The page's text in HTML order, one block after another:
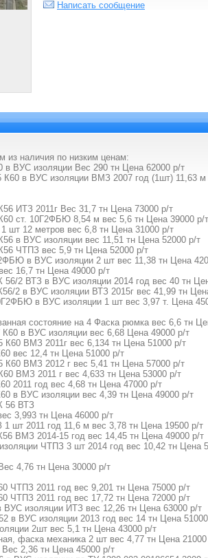
Написать сообщение
из наличия по низким ценам:
в ВУС изоляции Вес 290 тн Цена 62000 р/т
К60 в ВУС изоляции ВМЗ 2007 год (1шт) 11,63
ИТЗ 2011г Вес 31,7 тн Цена 73000 р/т
ст. 10Г2ФБЮ 8,54 м вес 5,6 тн Цена 39000 р/т
шт 12 метров вес 6,8 тн Цена 31000 р/т
в ВУС изоляции вес 11,51 тн Цена 52000 р/т
ЧТПЗ вес 5,9 тн Цена 52000 р/т
в ВУС изоляции 2 шт вес 11,38 тн Цена
16,7 тн Цена 49000 р/т
56/2 ВТЗ в ВУС изоляции 2014 год вес 40 тн
2 в ВУС изоляции ВТЗ 2015г вес 41,99 тн
в ВУС изоляции 1 шт вес 3,97 т. Цена
состояние на 4 Фаска рюмка вес 6,6 тн
в ВУС изоляции вес 6,68 Цена 49000 р/т
К60 ВМЗ 2011г вес 6,134 тн Цена 51000 р/т
вес 12,4 тн Цена 51000 р/т
К60 ВМЗ 2012 г вес 5,41 тн Цена 57000 р/т
ВМЗ 2011 г вес 4,633 тн Цена 53000 р/т
2011 год вес 4,68 тн Цена 47000 р/т
в ВУС изоляции вес 4,39 тн Цена 49000 р/т
56 ВТЗ
3,993 тн Цена 46000 р/т
1 шт 2011 год 11,6 м вес 3,78 тн Цена 19500 р/т
ВМЗ 2014-15 год вес 14,45 тн Цена 49000 р/т
ЧТПЗ 3 шт 2014 год вес 10,42 тн Цена
4,76 тн Цена 30000 р/т
ЧТПЗ 2011 год вес 9,201 тн Цена 75000 р/т
ЧТПЗ 2011 год вес 17,72 тн Цена 72000 р/т
ВУС изоляции ИТЗ вес 12,26 тн Цена 63000 р/т
в ВУС изоляции 2013 год вес 14 тн Цена
2шт вес 5,1 тн Цена 43000 р/т
фаска механика 2 шт вес 4,77 тн Цена
2,36 тн Цена 45000 р/т